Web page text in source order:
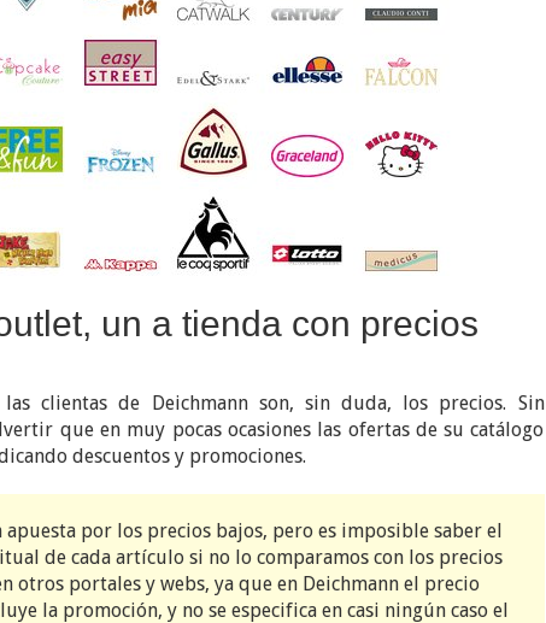
un a tienda con precios
clientas de Deichmann son, sin duda, los precios. Sin
que en muy pocas ocasiones las ofertas de su catálogo
descuentos y promociones.
apuesta por los precios bajos, pero es imposible saber el
de cada artículo si no lo comparamos con los precios
otros portales y webs, ya que en Deichmann el precio
la promoción, y no se especifica en casi ningún caso el